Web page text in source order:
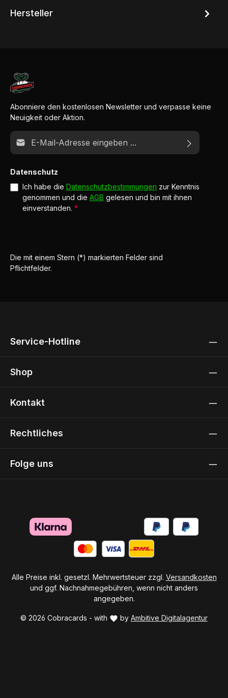
Hersteller
Abonniere den kostenlosen Newsletter und verpasse keine
Neuigkeit oder Aktion.
E-Mail-Adresse*
Datenschutz
Ich habe die Datenschutzbestimmungen zur Kenntnis
genommen und die AGB gelesen und bin mit ihnen
einverstanden. *
Die mit einem Stern (*) markierten Felder sind
Pflichtfelder.
Service-Hotline
Shop
Kontakt
Rechtliches
Folge uns
© 2026 Cobracards - with by Ambitive Digitalagentur
Alle Preise inkl. gesetzl. Mehrwertsteuer zzgl. Versandkosten
und ggf. Nachnahmegebühren, wenn nicht anders
angegeben.